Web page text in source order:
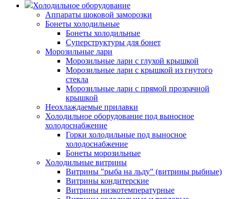
Холодильное оборудование
Аппараты шоковой заморозки
Бонеты холодильные
Бонеты холодильные
Суперструктуры для бонет
Морозильные лари
Морозильные лари с глухой крышкой
Морозильные лари с крышкой из гнутого
стекла
Морозильные лари с прямой прозрачной
крышкой
Неохлаждаемые прилавки
Холодильное оборудование под выносное
холодоснабжение
Горки холодильные под выносное
холодоснабжение
Бонеты морозильные
Холодильные витрины
Витрины "рыба на льду" (витрины рыбные)
Витрины кондитерские
Витрины низкотемпературные